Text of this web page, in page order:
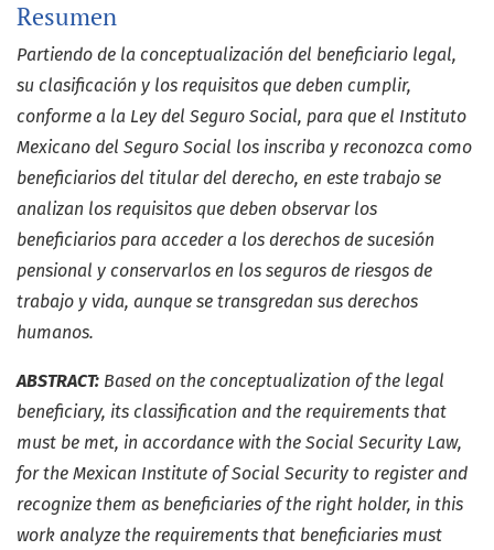
Resumen
Partiendo de la conceptualización del beneficiario legal,
su clasificación y los requisitos que deben cumplir,
conforme a la Ley del Seguro Social, para que el Instituto
Mexicano del Seguro Social los inscriba y reconozca como
beneficiarios del titular del derecho, en este trabajo se
analizan los requisitos que deben observar los
beneficiarios para acceder a los derechos de sucesión
pensional y conservarlos en los seguros de riesgos de
trabajo y vida, aunque se transgredan sus derechos
humanos.
ABSTRACT: Based on the conceptualization of the legal
beneficiary, its classification and the requirements that
must be met, in accordance with the Social Security Law,
for the Mexican Institute of Social Security to register and
recognize them as beneficiaries of the right holder, in this
work analyze the requirements that beneficiaries must